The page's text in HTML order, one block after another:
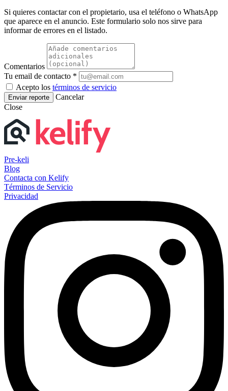
Si quieres contactar con el propietario, usa el teléfono o WhatsApp
que aparece en el anuncio. Este formulario solo nos sirve para
informar de errores en el listado.
Comentarios
Tu email de contacto *
Acepto los términos de servicio
Enviar reporte
Cancelar
Close
Pre-keli
Blog
Contacta con Kelify
Términos de Servicio
Privacidad